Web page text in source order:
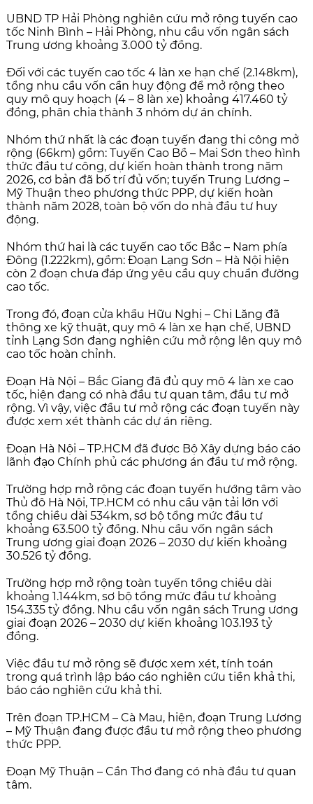
UBND TP Hải Phòng nghiên cứu mở rộng tuyến cao
tốc Ninh Bình – Hải Phòng, nhu cầu vốn ngân sách
Trung ương khoảng 3.000 tỷ đồng.
Đối với các tuyến cao tốc 4 làn xe hạn chế (2.148km),
tổng nhu cầu vốn cần huy động để mở rộng theo
quy mô quy hoạch (4 – 8 làn xe) khoảng 417.460 tỷ
đồng, phân chia thành 3 nhóm dự án chính.
Nhóm thứ nhất là các đoạn tuyến đang thi công mở
rộng (66km) gồm: Tuyến Cao Bồ – Mai Sơn theo hình
thức đầu tư công, dự kiến hoàn thành trong năm
2026, cơ bản đã bố trí đủ vốn; tuyến Trung Lương –
Mỹ Thuận theo phương thức PPP, dự kiến hoàn
thành năm 2028, toàn bộ vốn do nhà đầu tư huy
động.
Nhóm thứ hai là các tuyến cao tốc Bắc – Nam phía
Đông (1.222km), gồm: Đoạn Lạng Sơn – Hà Nội hiện
còn 2 đoạn chưa đáp ứng yêu cầu quy chuẩn đường
cao tốc.
Trong đó, đoạn cửa khẩu Hữu Nghị – Chi Lăng đã
thông xe kỹ thuật, quy mô 4 làn xe hạn chế, UBND
tỉnh Lạng Sơn đang nghiên cứu mở rộng lên quy mô
cao tốc hoàn chỉnh.
Đoạn Hà Nội – Bắc Giang đã đủ quy mô 4 làn xe cao
tốc, hiện đang có nhà đầu tư quan tâm, đầu tư mở
rộng. Vì vậy, việc đầu tư mở rộng các đoạn tuyến này
được xem xét thành các dự án riêng.
Đoạn Hà Nội – TP.HCM đã được Bộ Xây dựng báo cáo
lãnh đạo Chính phủ các phương án đầu tư mở rộng.
Trường hợp mở rộng các đoạn tuyến hướng tâm vào
Thủ đô Hà Nội, TP.HCM có nhu cầu vận tải lớn với
tổng chiều dài 534km, sơ bộ tổng mức đầu tư
khoảng 63.500 tỷ đồng. Nhu cầu vốn ngân sách
Trung ương giai đoạn 2026 – 2030 dự kiến khoảng
30.526 tỷ đồng.
Trường hợp mở rộng toàn tuyến tổng chiều dài
khoảng 1.144km, sơ bộ tổng mức đầu tư khoảng
154.335 tỷ đồng. Nhu cầu vốn ngân sách Trung ương
giai đoạn 2026 – 2030 dự kiến khoảng 103.193 tỷ
đồng.
Việc đầu tư mở rộng sẽ được xem xét, tính toán
trong quá trình lập báo cáo nghiên cứu tiền khả thi,
báo cáo nghiên cứu khả thi.
Trên đoạn TP.HCM – Cà Mau, hiện, đoạn Trung Lương
– Mỹ Thuận đang được đầu tư mở rộng theo phương
thức PPP.
Đoạn Mỹ Thuận – Cần Thơ đang có nhà đầu tư quan
tâm.